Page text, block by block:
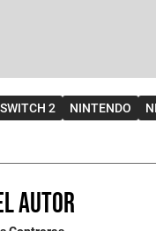
2 NINTENDO
autor